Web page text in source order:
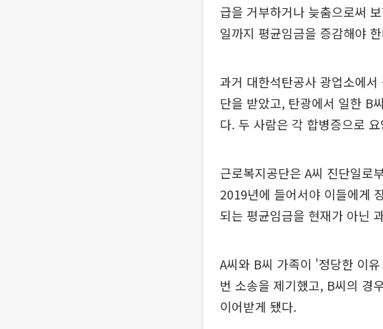
급을 거부하거나 늦춤으로써
일까지 평균임금을 증감해야
과거 대한석탄공사 광업소에
단을 받았고, 탄광에서 일한 B
다. 두 사람은 각 합병증으로
근로복지공단은 A씨 진단일로
2019년에 들어서야 이들에게
되는 평균임금을 현재가 아닌
A씨와 B씨 가족이 '정당한 이
번 소송을 제기했고, B씨의 경
이어받게 됐다.